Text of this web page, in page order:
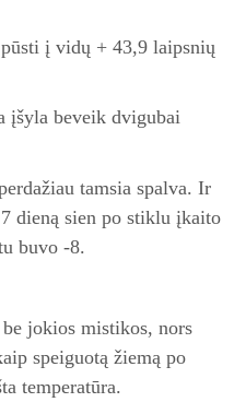
į vidų + 43,9 laipsnių
įšyla beveik dvigubai
tamsia spalva. Ir
dieną sien po stiklu įkaito
buvo -8.
jokios mistikos, nors
speiguotą žiemą po
temperatūra.